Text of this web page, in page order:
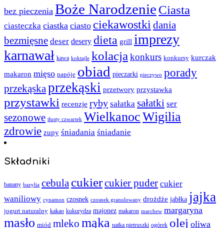
bez pieczenia Boże Narodzenie Ciasta
ciasteczka ciastka ciasto ciekawostki dania
bezmięsne deser desery dieta grill imprezy
karnawał kawa koktajle kolacja konkurs konkursy kurczak
makaron mięso napóje obiad pieczarki pieczywo porady
przekąskaprzekąski przetwory przystawka
przystawki recenzje ryby sałatka sałatki ser
sezonowe tłusty czwartek WielkanocWigilia
zdrowie zupy śniadania śniadanie
Składniki
banany bazylia cebula cukiercukier puder cukier
waniliowy cynamon czosnek czosnek granulowany drożdże jabłka jajka
jogurt naturalny kakao kukurydza majonez makaron marchew margaryna
masło miód mleko mąka natka pietruszki ogórek olej oliwa